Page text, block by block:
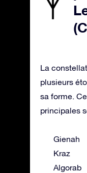
La
plusieurs
sa forme.
principales
Gienah
Kraz
Algorab